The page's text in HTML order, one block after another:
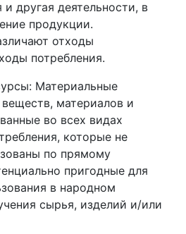
и другая деятельности, в
продукции.
отходы
потребления.
Материальные
материалов и
во всех видах
которые не
по прямому
пригодные для
в народном
сырья, изделий и/или